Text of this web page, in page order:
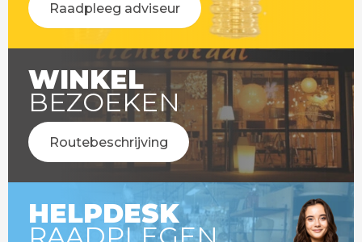
Raadpleeg adviseur
WINKEL
BEZOEKEN
Routebeschrijving
HELPDESK